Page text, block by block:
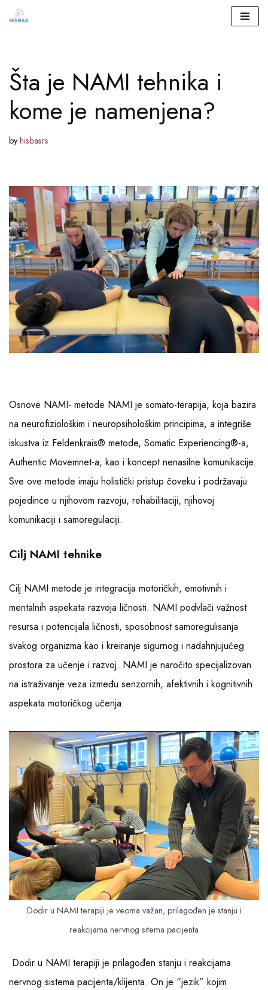
content
Šta je NAMI tehnika i
kome je namenjena?
byhisbasrs
Osnove NAMI- metode NAMI je somato-terapija, koja bazira
na neurofiziološkim i neuropsihološkim principima, a integriše
iskustva iz Feldenkrais® metode, Somatic Experiencing®-a,
Authentic Movemnet-a, kao i koncept nenasilne komunikacije.
Sve ove metode imaju holistički pristup čoveku i podržavaju
pojedince u njihovom razvoju, rehabilitaciji, njihovoj
komunikaciji i samoregulaciji.
Cilj NAMI tehnike
Cilj NAMI metode je integracija motoričkih, emotivnih i
mentalnih aspekata razvoja ličnosti. NAMI podvlači važnost
resursa i potencijala ličnosti, sposobnost samoregulisanja
svakog organizma kao i kreiranje sigurnog i nadahnjujućeg
prostora za učenje i razvoj. NAMI je naročito specijalizovan
na istraživanje veza između senzornih, afektivnih i kognitivnih
aspekata motoričkog učenja.
Dodir u NAMI terapiji je veoma važan, prilagođen je stanju i
reakcijama nervnog sitema pacijenta
Dodir u NAMI terapiji je prilagođen stanju i reakcijama
nervnog sistema pacijenta/klijenta. On je “jezik” kojim